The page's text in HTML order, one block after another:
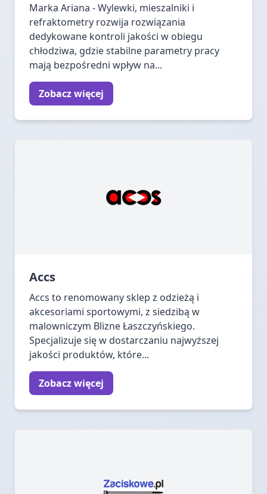
Marka Ariana - Wylewki, mieszalniki i
refraktometry rozwija rozwiązania
dedykowane kontroli jakości w obiegu
chłodziwa, gdzie stabilne parametry pracy
mają bezpośredni wpływ na...
Zobacz więcej
Accs
Accs to renomowany sklep z odzieżą i
akcesoriami sportowymi, z siedzibą w
malowniczym Blizne Łaszczyńskiego.
Specjalizuje się w dostarczaniu najwyższej
jakości produktów, które...
Zobacz więcej